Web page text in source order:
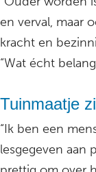
en verval, maar
kracht en
“Wat écht
Tuinmaatje
“Ik ben een
lesgegeven aan